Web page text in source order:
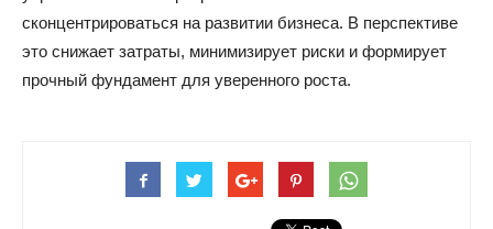
сконцентрироваться на развитии бизнеса. В перспективе
это снижает затраты, минимизирует риски и формирует
прочный фундамент для уверенного роста.